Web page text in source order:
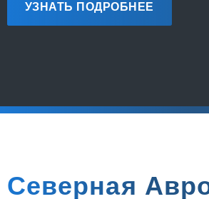
УЗНАТЬ ПОДРОБНЕЕ
Северная